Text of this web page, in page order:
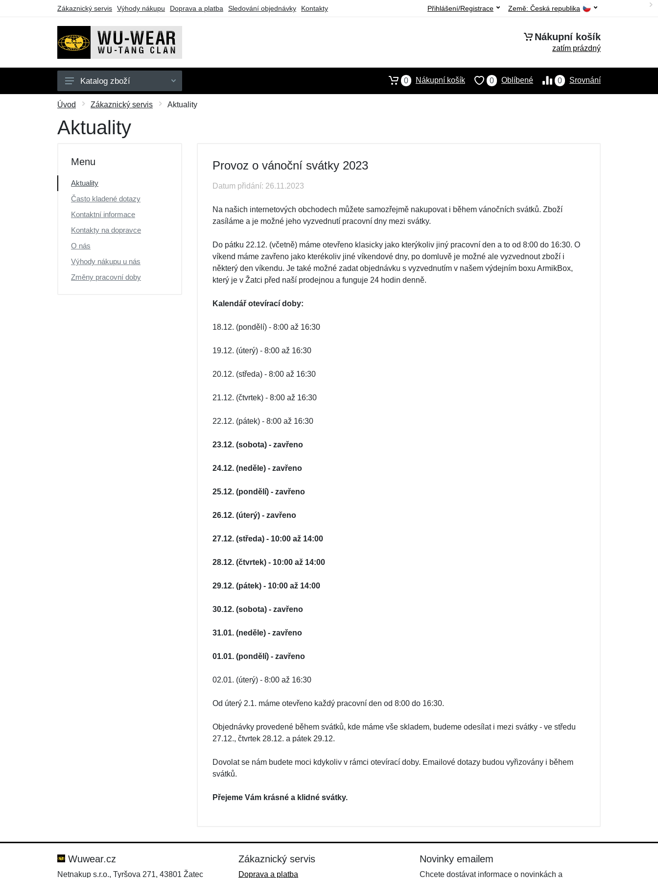
Zákaznický servis Výhody nákupu Doprava a platba Sledování objednávky Kontakty Země: Česká republika
Přihlášení/Registrace
Nákupní košík
zatím prázdný
Mikiny
Trička
Dárkové poukazy
Katalog zboží 0 Srovnání
0 Oblíbené
0 Nákupní košík
Úvod Zákaznický servis Aktuality
Aktuality
Menu
Aktuality
Často kladené dotazy
Kontaktní informace
Kontakty na dopravce
O nás
Výhody nákupu u nás
Změny pracovní doby
Provoz o vánoční svátky 2023
Datum přidání: 26.11.2023
Na našich internetových obchodech můžete samozřejmě nakupovat i během vánočních svátků. Zboží
zasíláme a je možné jeho vyzvednutí pracovní dny mezi svátky.
Do pátku 22.12. (včetně) máme otevřeno klasicky jako kterýkoliv jiný pracovní den a to od 8:00 do 16:30. O
víkend máme zavřeno jako kterékoliv jiné víkendové dny, po domluvě je možné ale vyzvednout zboží i
některý den víkendu. Je také možné zadat objednávku s vyzvednutím v našem výdejním boxu ArmikBox,
který je v Žatci před naší prodejnou a funguje 24 hodin denně.
Kalendář otevírací doby:
18.12. (pondělí) - 8:00 až 16:30
19.12. (úterý) - 8:00 až 16:30
20.12. (středa) - 8:00 až 16:30
21.12. (čtvrtek) - 8:00 až 16:30
22.12. (pátek) - 8:00 až 16:30
23.12. (sobota) - zavřeno
24.12. (neděle) - zavřeno
25.12. (pondělí) - zavřeno
26.12. (úterý) - zavřeno
27.12. (středa) - 10:00 až 14:00
28.12. (čtvrtek) - 10:00 až 14:00
29.12. (pátek) - 10:00 až 14:00
30.12. (sobota) - zavřeno
31.01. (neděle) - zavřeno
01.01. (pondělí) - zavřeno
02.01. (úterý) - 8:00 až 16:30
Od úterý 2.1. máme otevřeno každý pracovní den od 8:00 do 16:30.
Objednávky provedené během svátků, kde máme vše skladem, budeme odesílat i mezi svátky - ve středu
27.12., čtvrtek 28.12. a pátek 29.12.
Dovolat se nám budete moci kdykoliv v rámci otevírací doby. Emailové dotazy budou vyřizovány i během
svátků.
Přejeme Vám krásné a klidné svátky.
Wuwear.cz
Netnakup s.r.o., Tyršova 271, 43801 Žatec
Zákaznický servis
Doprava a platba
Novinky emailem
Chcete dostávat informace o novinkách a